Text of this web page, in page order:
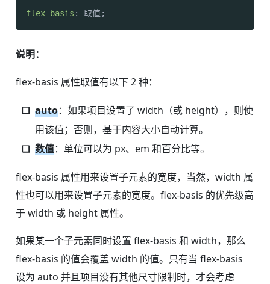
flex-basis : 取值;
说明：
flex-basis 属性取值有以下 2 种：
auto：如果项目设置了 width（或 height），则使
用该值；否则，基于内容大小自动计算。
数值：单位可以为 px、em 和百分比等。
flex-basis 属性用来设置子元素的宽度，当然，width 属
性也可以用来设置子元素的宽度。flex-basis 的优先级高
于 width 或 height 属性。
如果某一个子元素同时设置 flex-basis 和 width，那么
flex-basis 的值会覆盖 width 的值。只有当 flex-basis
设为 auto 并且项目没有其他尺寸限制时，才会考虑